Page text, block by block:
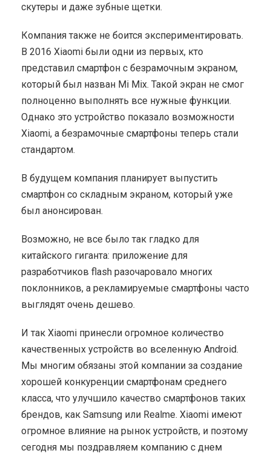
скутеры и даже зубные щетки.
Компания также не боится экспериментировать.
В 2016 Xiaomi были одни из первых, кто
представил смартфон с безрамочным экраном,
который был назван Mi Mix. Такой экран не смог
полноценно выполнять все нужные функции.
Однако это устройство показало возможности
Xiaomi, а безрамочные смартфоны теперь стали
стандартом.
В будущем компания планирует выпустить
смартфон со складным экраном, который уже
был анонсирован.
Возможно, не все было так гладко для
китайского гиганта: приложение для
разработчиков flash разочаровало многих
поклонников, а рекламируемые смартфоны часто
выглядят очень дешево.
И так Xiaomi принесли огромное количество
качественных устройств во вселенную Android.
Мы многим обязаны этой компании за создание
хорошей конкуренции смартфонам среднего
класса, что улучшило качество смартфонов таких
брендов, как Samsung или Realme. Xiaomi имеют
огромное влияние на рынок устройств, и поэтому
сегодня мы поздравляем компанию с днем